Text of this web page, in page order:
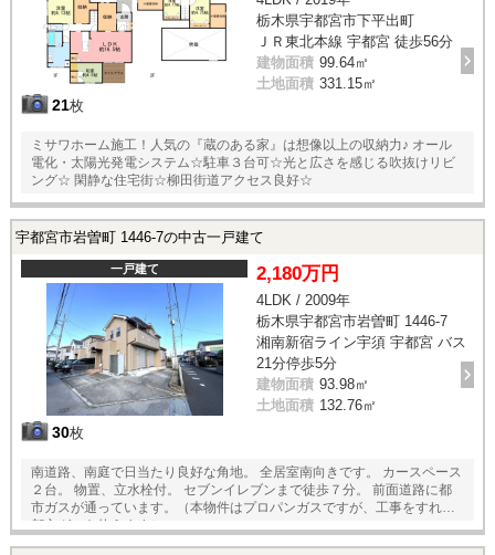
21枚
栃木県宇都宮市下平出町
ＪＲ東北本線 宇都宮 徒歩56分
建物面積 99.64㎡
土地面積 331.15㎡
ミサワホーム施工！人気の『蔵のある家』は想像以上の収納力♪ オール
電化・太陽光発電システム☆駐車３台可☆光と広さを感じる吹抜けリビ
ング☆ 閑静な住宅街☆柳田街道アクセス良好☆
宇都宮市岩曽町 1446-7の中古一戸建て
一戸建て
30枚
2,180万円
4LDK / 2009年
栃木県宇都宮市岩曽町 1446-7
湘南新宿ライン宇須 宇都宮 バス
21分停歩5分
建物面積 93.98㎡
土地面積 132.76㎡
南道路、南庭で日当たり良好な角地。 全居室南向きです。 カースペース
２台。 物置、立水栓付。 セブンイレブンまで徒歩７分。 前面道路に都
市ガスが通っています。（本物件はプロパンガスですが、工事をすれば
都市ガスを使えます）